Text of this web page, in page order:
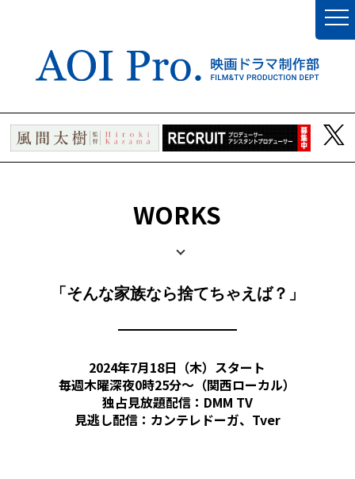
WORKS
「そんな家族なら捨てちゃえば？」
2024年7月18日（木）スタート
毎週木曜深夜0時25分～（関西ローカル）
独占見放題配信：DMM TV
見逃し配信：カンテレドーガ、Tver